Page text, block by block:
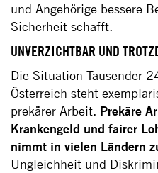
und Angehörige bessere
Sicherheit schafft.
UNVERZICHTBAR UND
Die Situation Tausender
Österreich steht
prekärer Arbeit. Prekäre
Krankengeld und fairer
nimmt in vielen Ländern
Ungleichheit und